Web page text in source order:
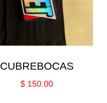
CUBREBOCAS
$ 150.00